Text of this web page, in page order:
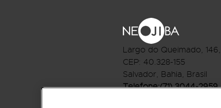
Largo do Queimado, 146
CEP: 40.328-155
Salvador, Bahia, Brasil
Telefone:(71) 3044-2959